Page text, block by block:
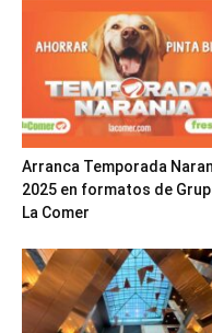
Arranca Temporada
2025 en formatos de
La Comer